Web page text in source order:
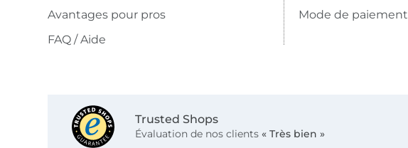
Avantages pour pros
FAQ / Aide
Mode de paiement
Trusted Shops
Évaluation de nos clients « Très bien »